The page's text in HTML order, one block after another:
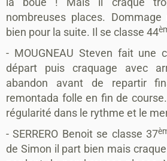
nombreuses places. Dommage
bien pour la suite. Il se classe 44
- MOUGNEAU Steven fait une
départ puis craquage avec
abandon avant de repartir
remontada folle en fin de
régularité dans le rythme et le
- SERRERO Benoit se classe 37
de Simon il part bien mais